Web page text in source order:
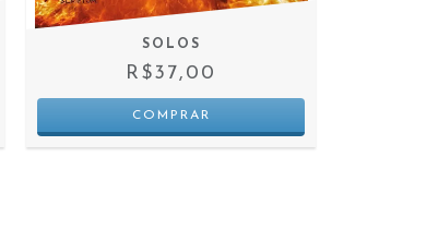
SOLOS
R$37,00